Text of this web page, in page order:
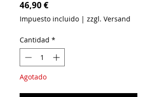
46,90 €Precio
Impuesto incluido | zzgl. Versand
Cantidad *
Agotado